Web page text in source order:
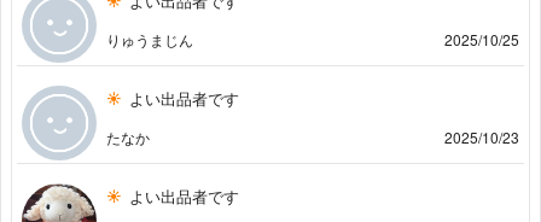
りゅうまじん 2025/10/25
よい出品者です
たなか 2025/10/23
よい出品者です